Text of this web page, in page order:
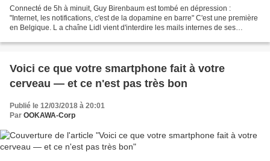
Connecté de 5h à minuit, Guy Birenbaum est tombé en dépression :
"Internet, les notifications, c'est de la dopamine en barre" C'est une première
en Belgique. L a chaîne Lidl vient d'interdire les mails internes de ses
Voici ce que votre smartphone fait à votre
cerveau — et ce n'est pas très bon
Publié le 12/03/2018 à 20:01
Par OOKAWA-Corp